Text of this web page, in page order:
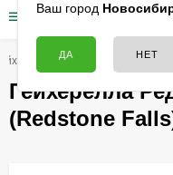
Ваш город
КАТАЛОГ ТОВАРОВ
Гейхерелла
Гейхерелла
(Redstone